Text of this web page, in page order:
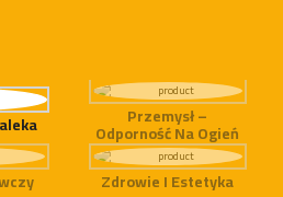
Przemysł –
Odporność Na Ogień
Zdrowie I Estetyka